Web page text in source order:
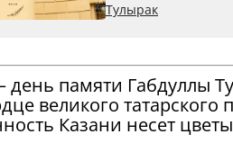
Тулырак
день памяти Габдуллы
великого татарского
Казани несет